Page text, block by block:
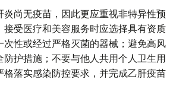
炎尚无疫苗，因此更应重视非特异性预
接受医疗和美容服务时应选择具有资质
次性或经过严格灭菌的器械；避免高风
防护措施；不要与他人共用个人卫生用
格落实感染防控要求，并完成乙肝疫苗